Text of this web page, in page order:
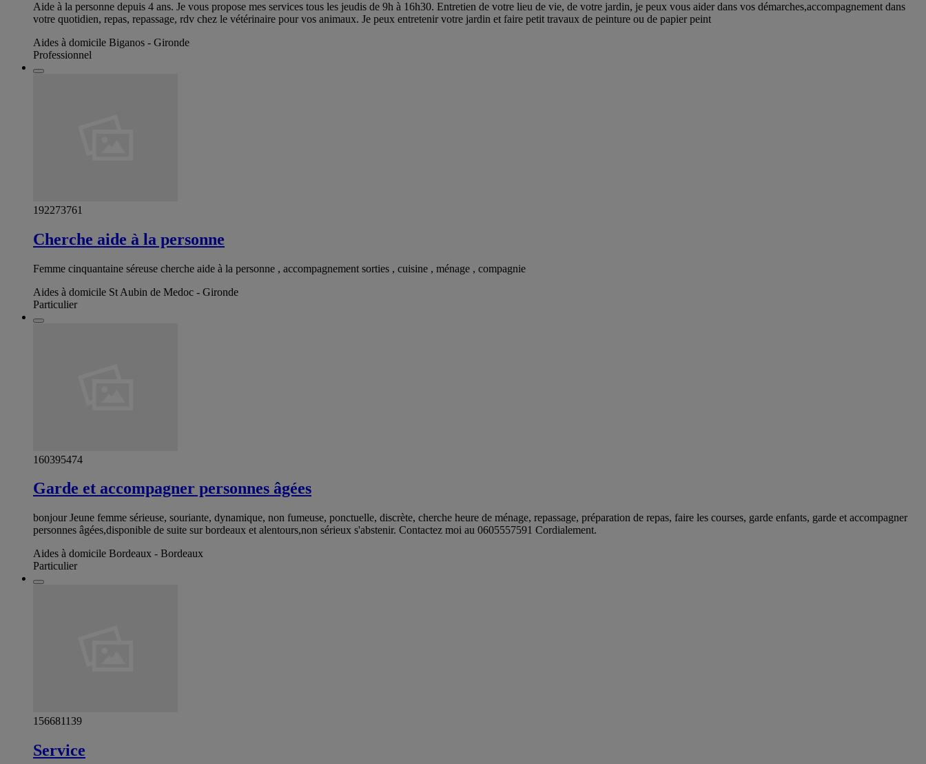
Aide à la personne depuis 4 ans. Je vous propose mes services tous les jeudis de 9h à 16h30. Entretien de votre lieu de vie, de votre jardin, je peux vous aider dans vos démarches,accompagnement dans
votre quotidien, repas, repassage, rdv chez le vétérinaire pour vos animaux. Je peux entretenir votre jardin et faire petit travaux de peinture ou de papier peint
Aides à domicile Biganos - Gironde
Professionnel
192273761
Cherche aide à la personne
Femme cinquantaine séreuse cherche aide à la personne , accompagnement sorties , cuisine , ménage , compagnie
Aides à domicile St Aubin de Medoc - Gironde
Particulier
160395474
Garde et accompagner personnes âgées
bonjour Jeune femme sérieuse, souriante, dynamique, non fumeuse, ponctuelle, discrète, cherche heure de ménage, repassage, préparation de repas, faire les courses, garde enfants, garde et accompagner
personnes âgées,disponible de suite sur bordeaux et alentours,non sérieux s'abstenir. Contactez moi au 0605557591 Cordialement.
Aides à domicile Bordeaux - Bordeaux
Particulier
156681139
Service